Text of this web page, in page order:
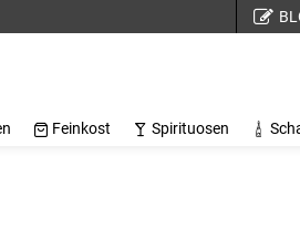
Feinkost Spirituosen